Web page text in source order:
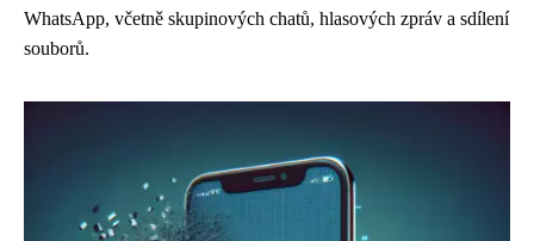
WhatsApp, včetně skupinových chatů, hlasových zpráv a sdílení
souborů.